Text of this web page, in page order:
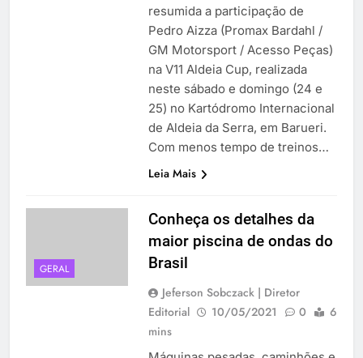
resumida a participação de
Pedro Aizza (Promax Bardahl /
GM Motorsport / Acesso Peças)
na V11 Aldeia Cup, realizada
neste sábado e domingo (24 e
25) no Kartódromo Internacional
de Aldeia da Serra, em Barueri.
Com menos tempo de treinos…
Leia Mais
GERAL
Conheça os detalhes da
maior piscina de ondas do
Brasil
Jeferson Sobczack | Diretor
Editorial
10/05/2021 0
6
mins